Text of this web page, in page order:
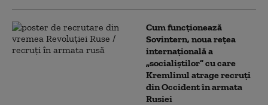
Cum funcționează
Sovintern, noua rețea
internațională a
„socialiștilor” cu care
Kremlinul atrage recruți
din Occident în armata
Rusiei